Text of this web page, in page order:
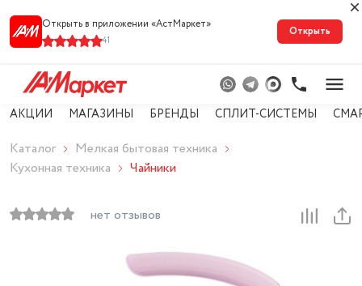
Открыть в приложении «АстМарке‪т‬»
41
Открыть
АКЦИИ МАГАЗИНЫ БРЕНДЫ СПЛИТ-СИСТЕМЫ
Каталог
Мелкая бытовая техника
Кухонная техника
Чайники
нет отзывов